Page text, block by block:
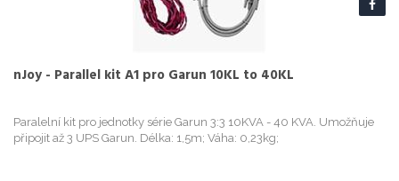
nJoy - Parallel kit A1 pro Garun 10KL to 40KL
Paralelní kit pro jednotky série Garun 3:3 10KVA - 40 KVA. Umožňuje
připojit až 3 UPS Garun. Délka: 1,5m; Váha: 0,23kg;